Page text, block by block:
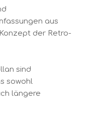
aus
der Retro-
sind
sowohl
längere